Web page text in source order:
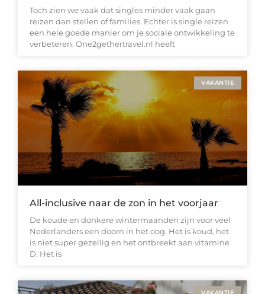
Toch zien we vaak dat singles minder vaak gaan
reizen dan stellen of families. Echter is single reizen
een hele goede manier om je sociale ontwikkeling te
verbeteren. One2gethertravel.nl heeft
VAKANTIE
All-inclusive naar de zon in het voorjaar
De koude en donkere wintermaanden zijn voor veel
Nederlanders een doorn in het oog. Het is koud, het
is niet super gezellig en het ontbreekt aan vitamine
D. Het is